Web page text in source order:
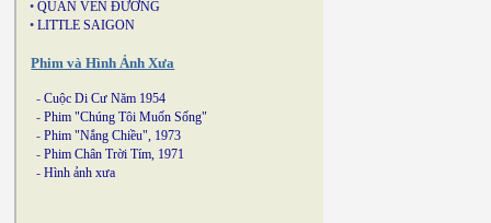
• QUÁN VEN ĐƯỜNG
• LITTLE SAIGON
Phim và Hình Ảnh Xưa
- Cuộc Di Cư Năm 1954
- Phim "Chúng Tôi Muốn Sống"
- Phim "Nắng Chiều", 1973
- Phim Chân Trời Tím, 1971
- Hình ảnh xưa